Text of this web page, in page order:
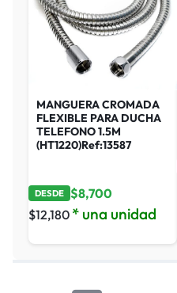
MANGUERA CROMADA
FLEXIBLE PARA DUCHA
TELEFONO 1.5M
(HT1220)Ref:13587
DESDE $8,700
$12,180 * una unidad